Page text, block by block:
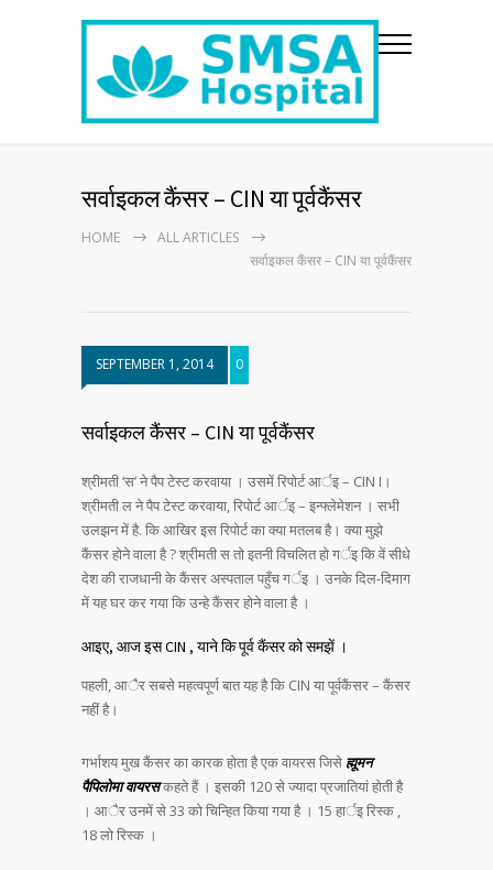
सर्वाइकल कैंसर – CIN या पूर्वकैंसर
HOME
ALL ARTICLES
सर्वाइकल कैंसर – CIN या पूर्वकैंसर
SEPTEMBER 1, 2014 0
सर्वाइकल कैंसर – CIN या पूर्वकैंसर
श्रीमती ‘स’ ने पैप टेस्ट करवाया । उसमें रिपोर्ट आर्इ – CIN I।
श्रीमती ल ने पैप टेस्ट करवाया, रिपोर्ट आर्इ – इन्फ्लेमेशन । सभी
उलझन में है. कि आखिर इस रिपोर्ट का क्या मतलब है। क्या मुझे
कैंसर होने वाला है ? श्रीमती स तो इतनी विचलित हो गर्इ कि वें सीधे
देश की राजधानी के कैंसर अस्पताल पहुँच गर्इ । उनके दिल-दिमाग
में यह घर कर गया कि उन्हे कैंसर होने वाला है ।
आइए, आज इस CIN , याने कि पूर्व कैंसर को समझें ।
पहली, आैर सबसे महत्वपूर्ण बात यह है कि CIN या पूर्वकैंसर – कैंसर
नहीं है।
गर्भाशय मुख कैंसर का कारक होता है एक वायरस जिसे ह्मूमन
पैपिलोमा वायरसकहते हैं । इसकी 120 से ज्यादा प्रजातियां होती है
। आैर उनमें से 33 को चिन्हित किया गया है । 15 हार्इ रिस्क ,
18 लो रिस्क ।